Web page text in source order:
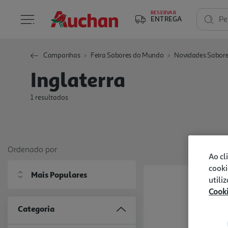
RESERVAR
ENTREGA
Campanhas Feira Sabores do Mundo Novidades
Inglaterra
1 resultados
Ordenado por
Mais Populares
Categoria
Ao